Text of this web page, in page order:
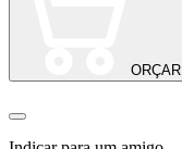
ORÇAR